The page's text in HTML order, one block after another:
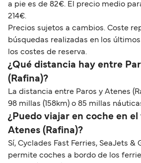
a pie es de 82€. El precio medio
214€.
Precios sujetos a cambios. Coste
búsquedas realizadas en los
los costes de reserva.
¿Qué distancia hay entre
(Rafina)?
La distancia entre Paros y Atenes
98 millas (158km) o 85 millas
¿Puedo viajar en coche en
Atenes (Rafina)?
Sí, Cyclades Fast Ferries, SeaJets &
permite coches a bordo de los